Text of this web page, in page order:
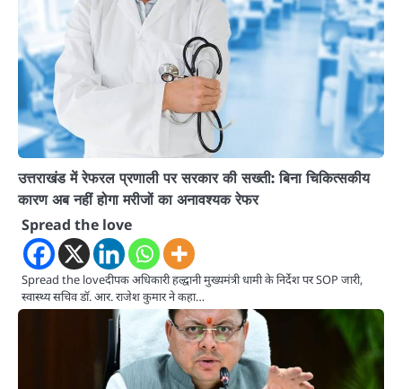
उत्तराखंड में रेफरल प्रणाली पर सरकार की सख्ती: बिना चिकित्सकीय
कारण अब नहीं होगा मरीजों का अनावश्यक रेफर
Spread the love
Spread the loveदीपक अधिकारी हल्द्वानी मुख्यमंत्री धामी के निर्देश पर SOP जारी,
स्वास्थ्य सचिव डॉ. आर. राजेश कुमार ने कहा…